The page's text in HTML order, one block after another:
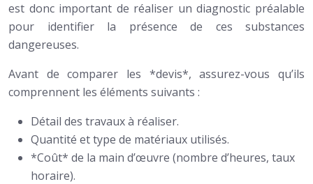
est donc important de réaliser un diagnostic préalable
pour identifier la présence de ces substances
dangereuses.
Avant de comparer les *devis*, assurez-vous qu’ils
comprennent les éléments suivants :
Détail des travaux à réaliser.
Quantité et type de matériaux utilisés.
*Coût* de la main d’œuvre (nombre d’heures, taux
horaire).